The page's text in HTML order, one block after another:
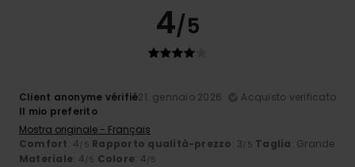
4/5
Client anonyme vérifié21. gennaio 2026
Acquisto verificato
Il mio preferito
Mostra originale - Français
Comfort: 4/5 Rapporto qualità-prezzo: 3/5 Taglia: Grande
Materiale: 4/5 Colore: 4/5